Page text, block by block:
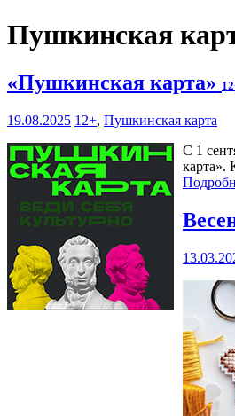
Пушкинская
«Пушкинская карта»
19.08.2025 12+, Пушкинская карта
С 1
карта».